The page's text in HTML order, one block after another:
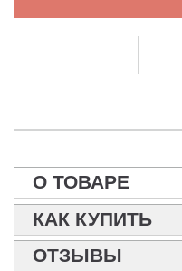
О ТОВАРЕ
КАК КУПИТЬ
ОТЗЫВЫ